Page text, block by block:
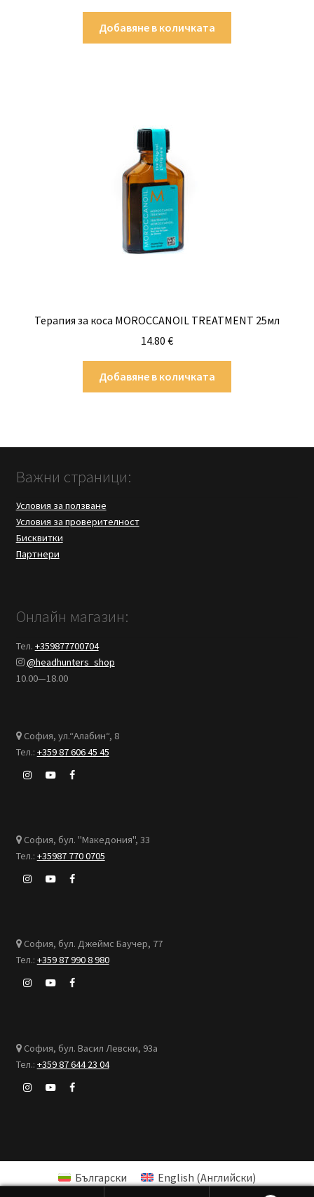
Добавяне в количката
Терапия за коса MOROCCANOIL TREATMENT 25мл
14.80 €
Добавяне в количката
Важни страници:
Условия за ползване
Условия за проверителност
Бисквитки
Партнери
Онлайн магазин:
Тел. +359877700704
@headhunters_shop
10.00—18.00
София, ул.“Алабин“, 8
Тел.: +359 87 606 45 45
София, бул. "Македония", 33
Тел.: +35987 770 0705
София, бул. Джеймс Баучер, 77
Тел.: +359 87 990 8 980
София, бул. Васил Левски, 93а
Тел.: +359 87 644 23 04
Български English (Английски)